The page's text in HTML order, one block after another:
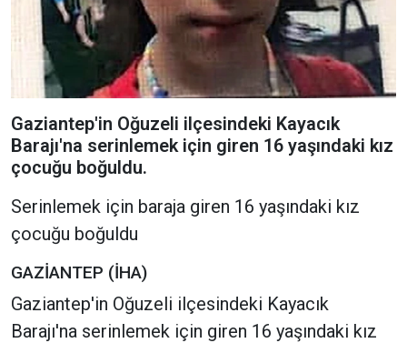
Gaziantep'in Oğuzeli ilçesindeki Kayacık
Barajı'na serinlemek için giren 16 yaşındaki kız
çocuğu boğuldu.
Serinlemek için baraja giren 16 yaşındaki kız
çocuğu boğuldu
GAZİANTEP (İHA)
Gaziantep'in Oğuzeli ilçesindeki Kayacık
Barajı'na serinlemek için giren 16 yaşındaki kız